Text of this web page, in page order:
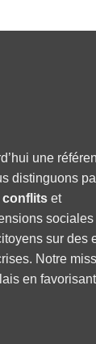
une
distinguons
conflits et
sociales
sur des
Notre
en